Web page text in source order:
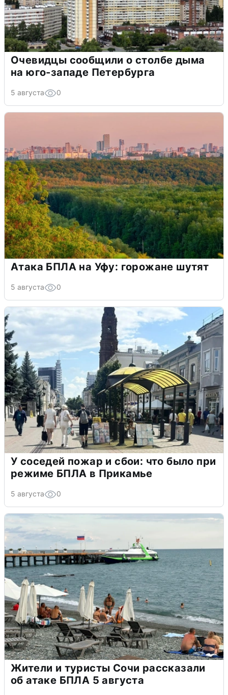
Очевидцы сообщили о столбе дыма
на юго-западе Петербурга
5 августа 0
Атака БПЛА на Уфу: горожане шутят
5 августа 0
У соседей пожар и сбои: что было при
режиме БПЛА в Прикамье
5 августа 0
Жители и туристы Сочи рассказали
об атаке БПЛА 5 августа